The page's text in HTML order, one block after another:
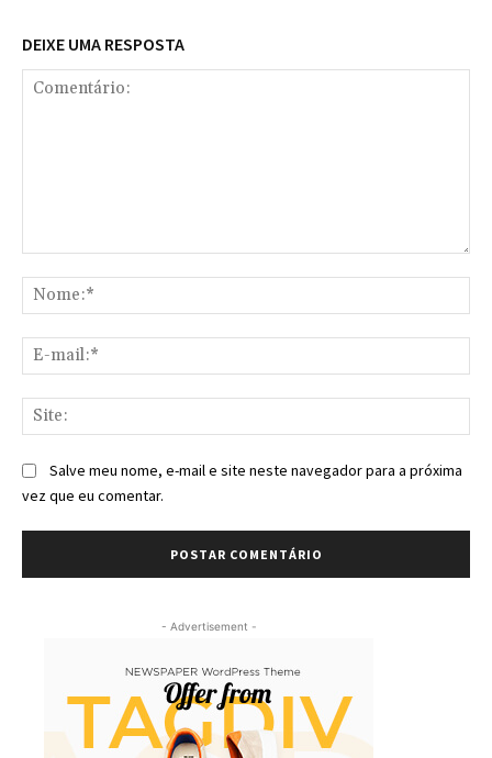
DEIXE UMA RESPOSTA
Salve meu nome, e-mail e site neste navegador para a próxima
vez que eu comentar.
- Advertisement -